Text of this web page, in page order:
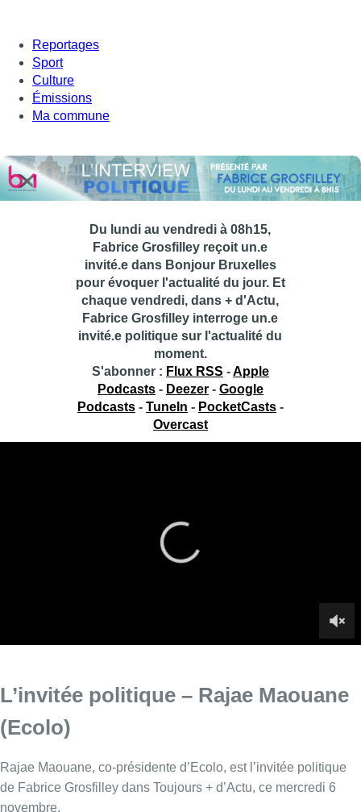
Reportages
Sport
Culture
Émissions
Ma commune
Du lundi au vendredi à 08h15,
Fabrice Grosfilley reçoit un.e
invité.e dans Bonjour Bruxelles
pour évoquer l'actualité du jour. Et
chaque vendredi, dans + d'Actu,
Fabrice Grosfilley interroge un.e
invité.e politique sur l'actualité du
moment.
S'abonner : Flux RSS -Apple
Podcasts- Deezer- Google
Podcasts- TuneIn - PocketCasts-
Overcast
Rajae Maouane, co-présidente d’Ecolo, est l’invitée politique
Infos sur le replay